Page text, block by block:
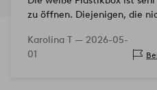
zu öffnen. Diejenigen, die
wegen der Steckdose, sollten
andere Lampe kaufen. Es ist
Karolina T — 2026-05-
01